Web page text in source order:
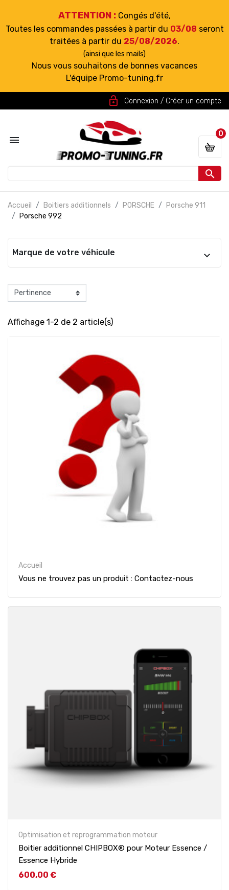
ATTENTION : Congés d'été,
Toutes les commandes passées à partir du 03/08 seront
traitées à partir du 25/08/2026.
(ainsi que les mails)
Nous vous souhaitons de bonnes vacances
L'équipe Promo-tuning.fr
lock_open Connexion / Créer un compte


0
Accueil Boitiers additionnels PORSCHE
Porsche 911
Porsche 992
Marque de votre véhicule
Affichage 1-2 de 2 article(s)
Accueil
Vous ne trouvez pas un produit : Contactez-nous
Optimisation et reprogrammation moteur
Boitier additionnel CHIPBOX® pour Moteur Essence /
Essence Hybride
Prix
600,00 €